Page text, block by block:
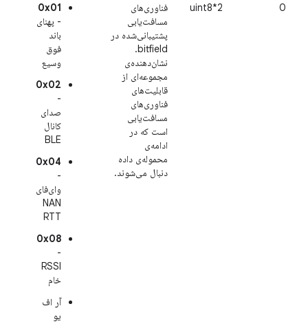
0
uint8*2
فناوری‌های
مسافت‌یابی
پشتیبانی‌شده در
bitfield.
نشان‌دهنده‌ی
مجموعه‌ای از
قابلیت‌های
فناوری‌های
مسافت‌یابی
است که در
ادامه‌ی
محموله‌ی داده
دنبال می‌شوند.
0x01
- پهنای
باند
فوق
وسیع
0x02
-
صدای
کانال
BLE
0x04
-
وای‌فای
NAN
RTT
0x08
-
RSSI
خام
آر اف
یو